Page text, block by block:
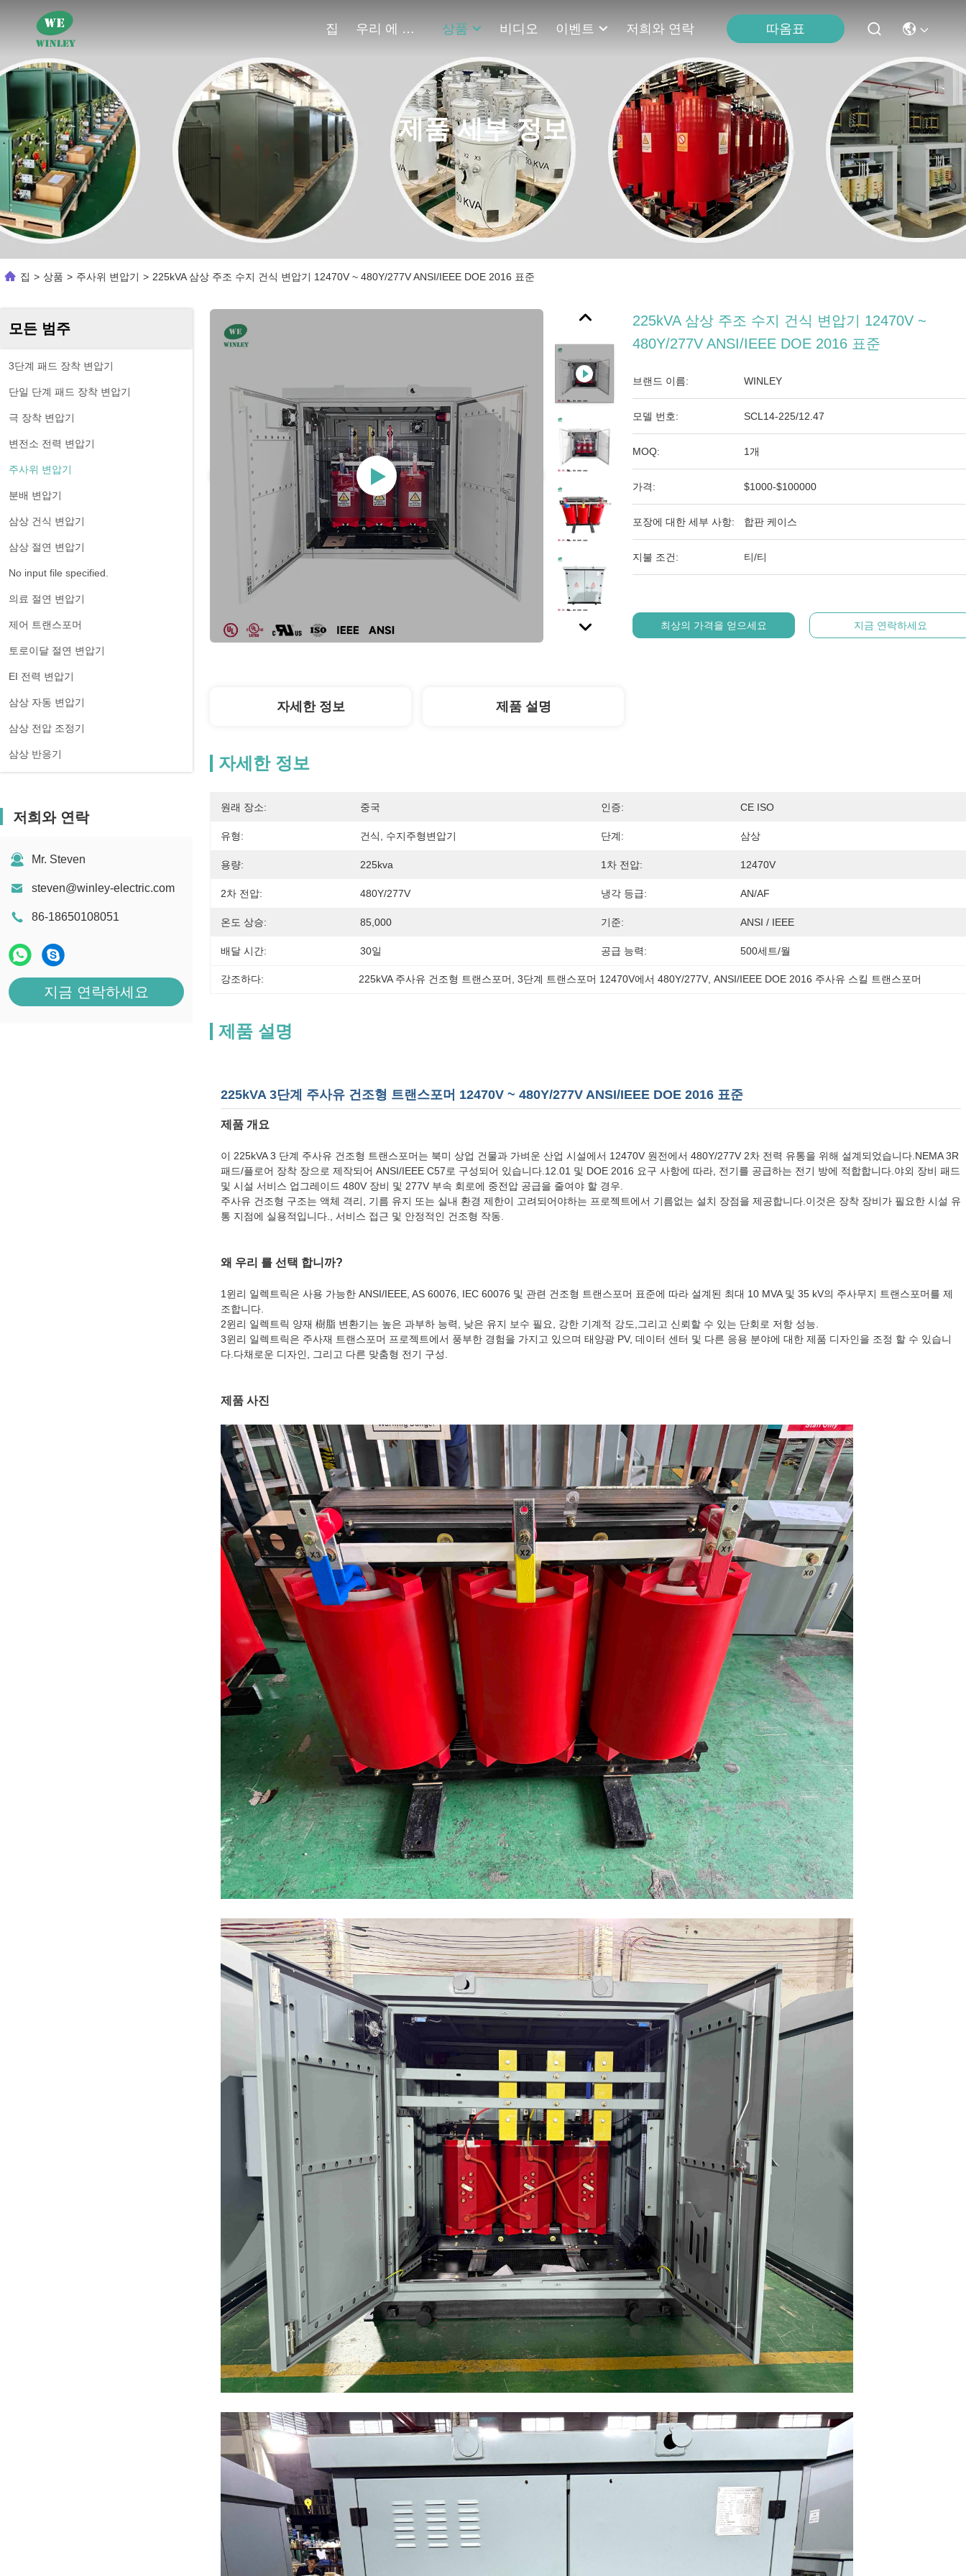
집 우리 에 관한 것 상품 비디오 이벤트 저희와 연락 따옴표
제품 세부 정보
집 > 상품 > 주사위 변압기 > 225kVA 삼상 주조 수지 건식 변압기 12470V ~ 480Y/277V ANSI/IEEE DOE 2016 표준
모든 범주
3단계 패드 장착 변압기
단일 단계 패드 장착 변압기
극 장착 변압기
변전소 전력 변압기
주사위 변압기
분배 변압기
삼상 건식 변압기
삼상 절연 변압기
No input file specified.
의료 절연 변압기
제어 트랜스포머
토로이달 절연 변압기
EI 전력 변압기
삼상 자동 변압기
삼상 전압 조정기
삼상 반응기
저희와 연락
Mr. Steven
steven@winley-electric.com
86-18650108051
지금 연락하세요
225kVA 삼상 주조 수지 건식 변압기 12470V ~
480Y/277V ANSI/IEEE DOE 2016 표준
브랜드 이름: WINLEY
모델 번호: SCL14-225/12.47
MOQ: 1개
가격: $1000-$100000
포장에 대한 세부 사항: 합판 케이스
지불 조건: 티/티
최상의 가격을 얻으세요 지금 연락하세요
자세한 정보 제품 설명
자세한 정보
원래 장소: 중국 인증: CE ISO
유형: 건식, 수지주형변압기 단계: 삼상
용량: 225kva 1차 전압: 12470V
2차 전압: 480Y/277V 냉각 등급: AN/AF
온도 상승: 85,000 기준: ANSI / IEEE
배달 시간: 30일 공급 능력: 500세트/월
강조하다: 225kVA 주사유 건조형 트랜스포머 , 3단계 트랜스포머 12470V에서 480Y/277V , ANSI/IEEE DOE 2016 주사유 스킬 트랜스포머
제품 설명
225kVA 3단계 주사유 건조형 트랜스포머 12470V ~ 480Y/277V ANSI/IEEE DOE 2016 표준
제품 개요
이 225kVA 3 단계 주사유 건조형 트랜스포머는 북미 상업 건물과 가벼운 산업 시설에서 12470V 원전에서 480Y/277V 2차 전력 유통을 위해 설계되었습니다.NEMA 3R
패드/플로어 장착 장으로 제작되어 ANSI/IEEE C57로 구성되어 있습니다.12.01 및 DOE 2016 요구 사항에 따라, 전기를 공급하는 전기 방에 적합합니다.야외 장비 패드
및 시설 서비스 업그레이드 480V 장비 및 277V 부속 회로에 중전압 공급을 줄여야 할 경우.
주사유 건조형 구조는 액체 격리, 기름 유지 또는 실내 환경 제한이 고려되어야하는 프로젝트에서 기름없는 설치 장점을 제공합니다.이것은 장착 장비가 필요한 시설 유
통 지점에 실용적입니다., 서비스 접근 및 안정적인 건조형 작동.
왜 우리 를 선택 합니까?
1윈리 일렉트릭은 사용 가능한 ANSI/IEEE, AS 60076, IEC 60076 및 관련 건조형 트랜스포머 표준에 따라 설계된 최대 10 MVA 및 35 kV의 주사무지 트랜스포머를 제
조합니다.
2윈리 일렉트릭 양재 樹脂 변환기는 높은 과부하 능력, 낮은 유지 보수 필요, 강한 기계적 강도,그리고 신뢰할 수 있는 단회로 저항 성능.
3윈리 일렉트릭은 주사재 트랜스포머 프로젝트에서 풍부한 경험을 가지고 있으며 태양광 PV, 데이터 센터 및 다른 응용 분야에 대한 제품 디자인을 조정 할 수 있습니
다.다채로운 디자인, 그리고 다른 맞춤형 전기 구성.
제품 사진